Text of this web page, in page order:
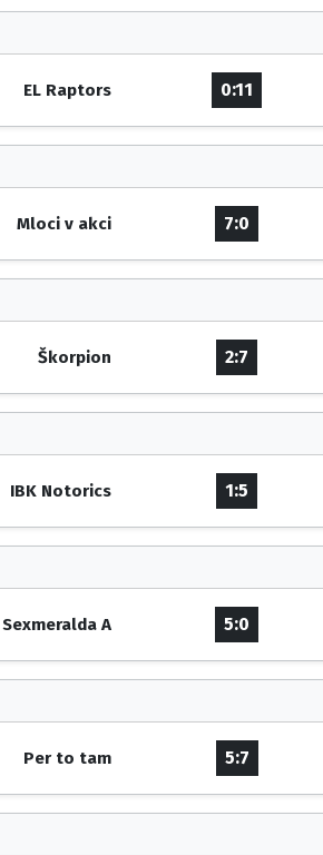
EL Raptors 0:11
Mloci v akci 7:0
Škorpion 2:7
IBK Notorics 1:5
Sexmeralda A 5:0
Per to tam 5:7